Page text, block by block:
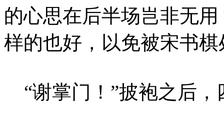
的心思在后半场岂非无
样的也好，以免被宋书
“谢掌门！”披袍之后，